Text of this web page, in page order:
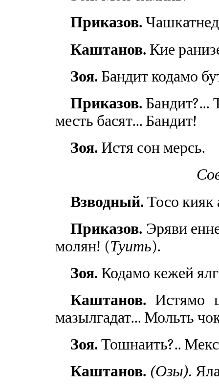
Приказов.
Каштанов. Кие
Зоя. Бандит кодамо
Приказов. Бандит?...
месть басят... Бандит!
Зоя. Истя сон мерсь.
Взводный. Тосо кияк
Приказов. Эряви
молян! (Туить).
Зоя. Кодамо кежей
Каштанов. Истямо
мазылгадат... Мольть
Зоя. Тошнаить?.. Мекс
Каштанов. (Озы).